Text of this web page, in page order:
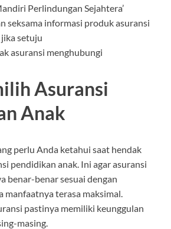
Perlindungan Sejahtera’
seksama informasi produk asuransi
setuju
asuransi menghubungi
Asuransi
Anak
perlu Anda ketahui saat hendak
pendidikan anak. Ini agar asuransi
benar-benar sesuai dengan
manfaatnya terasa maksimal.
pastinya memiliki keunggulan
masing.